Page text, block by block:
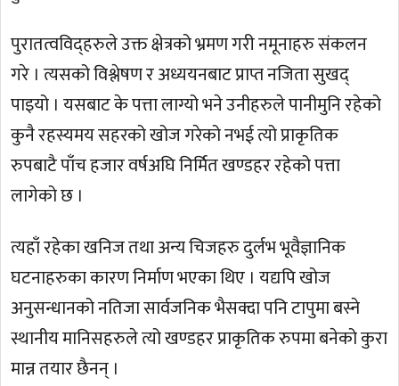
पुरातत्वविद्हरुले उक्त क्षेत्रको भ्रमण गरी नमूनाहरु संकलन
गरे । त्यसको विश्लेषण र अध्ययनबाट प्राप्त नजिता सुखद्
पाइयो । यसबाट के पत्ता लाग्यो भने उनीहरुले पानीमुनि रहेको
कुनै रहस्यमय सहरको खोज गरेको नभई त्यो प्राकृतिक
रुपबाटै पाँच हजार वर्षअघि निर्मित खण्डहर रहेको पत्ता
लागेको छ ।
त्यहाँ रहेका खनिज तथा अन्य चिजहरु दुर्लभ भूवैज्ञानिक
घटनाहरुका कारण निर्माण भएका थिए । यद्यपि खोज
अनुसन्धानको नतिजा सार्वजनिक भैसक्दा पनि टापुमा बस्ने
स्थानीय मानिसहरुले त्यो खण्डहर प्राकृतिक रुपमा बनेको कुरा
मान्न तयार छैनन् ।